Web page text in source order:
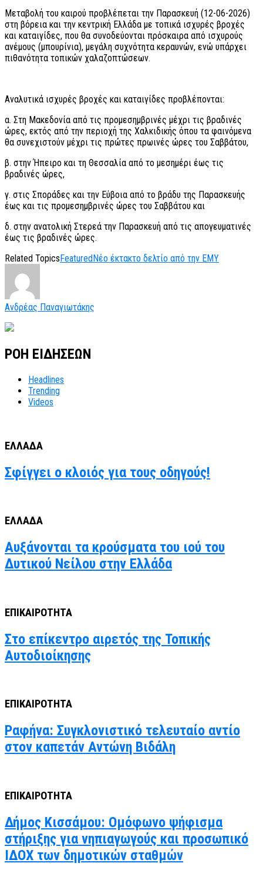
Μεταβολή του καιρού προβλέπεται την Παρασκευή (12-06-2026)
στη βόρεια και την κεντρική Ελλάδα με τοπικά ισχυρές βροχές
και καταιγίδες, που θα συνοδεύονται πρόσκαιρα από ισχυρούς
ανέμους (μπουρίνια), μεγάλη συχνότητα κεραυνών, ενώ υπάρχει
πιθανότητα τοπικών χαλαζοπτώσεων.
Αναλυτικά ισχυρές βροχές και καταιγίδες προβλέπονται:
α. Στη Μακεδονία από τις προμεσημβρινές μέχρι τις βραδινές
ώρες, εκτός από την περιοχή της Χαλκιδικής όπου τα φαινόμενα
θα συνεχιστούν μέχρι τις πρώτες πρωινές ώρες του Σαββάτου,
β. στην Ήπειρο και τη Θεσσαλία από το μεσημέρι έως τις
βραδινές ώρες,
γ. στις Σποράδες και την Εύβοια από το βράδυ της Παρασκευής
έως και τις προμεσημβρινές ώρες του Σαββάτου και
δ. στην ανατολική Στερεά την Παρασκευή από τις απογευματινές
έως τις βραδινές ώρες.
Related Topics Featured Νέο έκτακτο δελτίο από την ΕΜΥ
Ανδρέας Παναγιωτάκης
ΡΟΗ ΕΙΔΗΣΕΩΝ
Headlines
Trending
Videos
ΕΛΛΑΔΑ
Σφίγγει ο κλοιός για τους οδηγούς!
ΕΛΛΑΔΑ
Αυξάνονται τα κρούσματα του ιού του
Δυτικού Νείλου στην Ελλάδα
ΕΠΙΚΑΙΡΟΤΗΤΑ
Στο επίκεντρο αιρετός της Τοπικής
Αυτοδιοίκησης
ΕΠΙΚΑΙΡΟΤΗΤΑ
Ραφήνα: Συγκλονιστικό τελευταίο αντίο
στον καπετάν Αντώνη Βιδάλη
ΕΠΙΚΑΙΡΟΤΗΤΑ
Δήμος Κισσάμου: Ομόφωνο ψήφισμα
στήριξης για νηπιαγωγούς και προσωπικό
ΙΔΟΧ των δημοτικών σταθμών